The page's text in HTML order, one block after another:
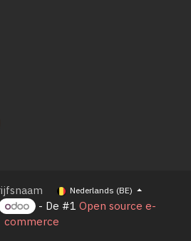
Nederlands (BE)
- De #1 Open source e-
commerce